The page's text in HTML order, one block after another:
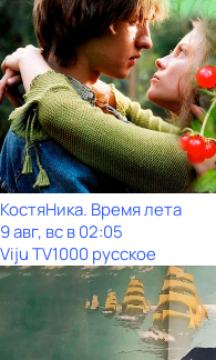
КостяНика. Время лета
9 авг, вс в 02:05
Viju TV1000 русское